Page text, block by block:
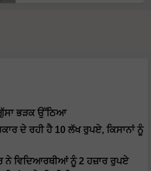
ਗੁੱਸਾ ਭੜਕ ਉੱਠਿਆ
ਦੇ ਰਹੀ ਹੈ 10 ਲੱਖ ਰੁਪਏ, ਕਿਸਾਨਾਂ ਨੂੰ
ਨੇ ਵਿਦਿਆਰਥੀਆਂ ਨੂੰ 2 ਹਜ਼ਾਰ ਰੁਪਏ